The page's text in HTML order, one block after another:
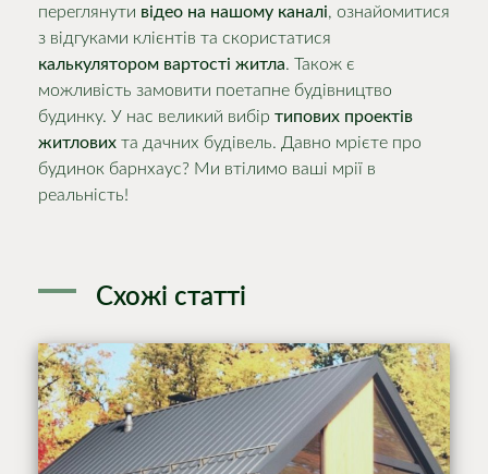
переглянути відео на нашому каналі, ознайомитися
з відгуками клієнтів та скористатися
калькулятором вартості житла. Також є
можливість замовити поетапне будівництво
будинку. У нас великий вибір типових проектів
житлових та дачних будівель. Давно мрієте про
будинок барнхаус? Ми втілимо ваші мрії в
реальність!
Схожі статті